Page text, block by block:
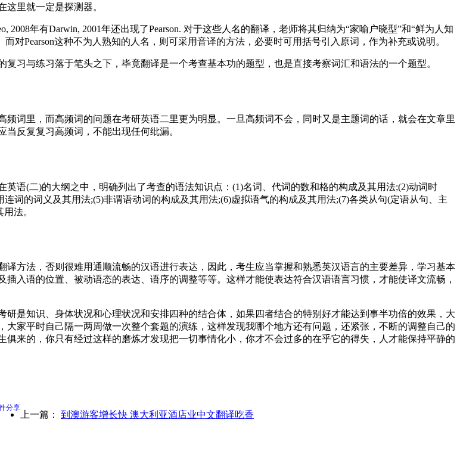
这里就一定是探测器。
年有Darwin, 2001年还出现了Pearson. 对于这些人名的翻译，老师将其归纳为“家喻户晓型”和“鲜为人知
对Pearson这种不为人熟知的人名，则可采用音译的方法，必要时可用括号引入原词，作为补充或说明。
习与练习落于笔头之下，毕竟翻译是一个考查基本功的题型，也是直接考察词汇和语法的一个题型。
词里，而高频词的问题在考研英语二里更为明显。一旦高频词不会，同时又是主题词的话，就会在文章里
反复复习高频词，不能出现任何纰漏。
语(二)的大纲之中，明确列出了考查的语法知识点：(1)名词、代词的数和格的构成及其用法;(2)动词时
词的词义及其用法;(5)非谓语动词的构成及其用法;(6)虚拟语气的构成及其用法;(7)各类从句(定语从句、主
法。
方法，否则很难用通顺流畅的汉语进行表达，因此，考生应当掌握和熟悉英汉语言的主要差异，学习基本
入语的位置、被动语态的表达、语序的调整等等。这样才能使表达符合汉语语言习惯，才能使译文流畅，
是知识、身体状况和心理状况和安排四种的结合体，如果四者结合的特别好才能达到事半功倍的效果，大
家平时自己隔一两周做一次整个套题的演练，这样发现我哪个地方还有问题，还紧张，不断的调整自己的
来的，你只有经过这样的磨炼才发现把一切事情化小，你才不会过多的在乎它的得失，人才能保持平静的
分享
上一篇： 到澳游客增长快 澳大利亚酒店业中文翻译吃香